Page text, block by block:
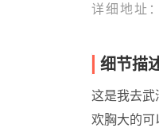
详细地址：
细节描
这是我去
欢胸大的